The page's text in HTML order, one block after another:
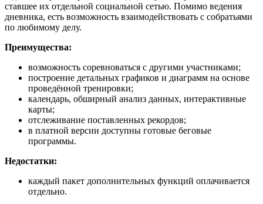
ставшее их отдельной социальной сетью. Помимо ведения
дневника, есть возможность взаимодействовать с собратьями
по любимому делу.
Преимущества:
возможность соревноваться с другими участниками;
построение детальных графиков и диаграмм на основе
проведённой тренировки;
календарь, обширный анализ данных, интерактивные
карты;
отслеживание поставленных рекордов;
в платной версии доступны готовые беговые
программы.
Недостатки:
каждый пакет дополнительных функций оплачивается
отдельно.